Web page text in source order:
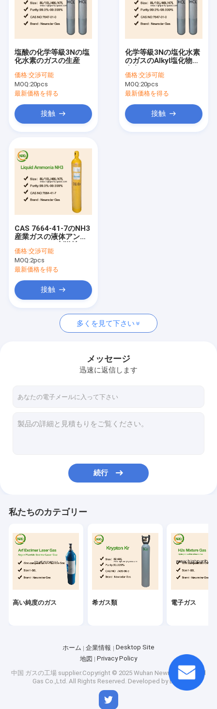
有機性ガス
産業ガス
専門のガスの混合物
エキシマー レーザーはガスを供給する
冷却するガス
使い捨て可能なヘリウム タンク
専門のガス装置
塩酸の化学等級3Nの塩
化水素のガスの生産
価格:交渉可能
MOQ:20pcs
最新価格を得る
接触
化学等級3Nの塩化水素
のガスのAlkyl塩化物の
価格:交渉可能
MOQ:20pcs
最新価格を得る
接触
CAS 7664-41-7のNH3
産業ガスの液体アンモ
無色のガス
価格:交渉可能
MOQ:2pcs
最新価格を得る
接触
多くを見て下さい
メッセージ
迅速に返信します
続行
私たちのカテゴリー
高い純度のガス 希ガス類 電子ガス
ホーム 企業情報
Desktop Site
地図
Privacy Policy
中国 ガスの工場 supplier.Copyright © 2025 Wuhan Newradar Special
Gas Co.,Ltd. All Rights Reserved. Developed byECER